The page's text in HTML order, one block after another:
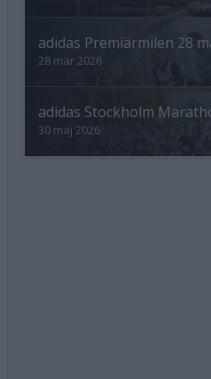
adidas Premiärmilen 28
28 mar 2026
adidas Stockholm
30 maj 2026